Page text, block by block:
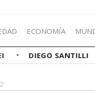
ECONOMÍA
DIEGO SANTILLI